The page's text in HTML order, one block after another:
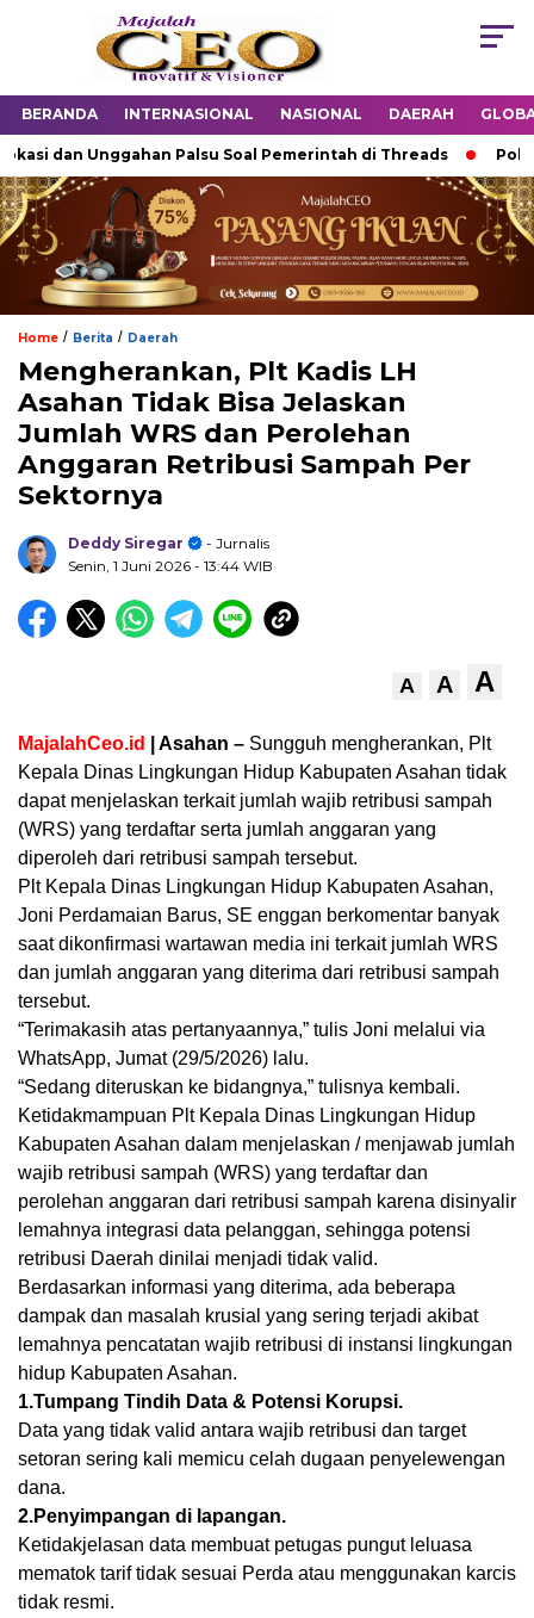
BERANDA INTERNASIONAL NASIONAL DAERAH
dan Unggahan Palsu Soal Pemerintah di Threads Polda
Home / Berita / Daerah
Mengherankan, Plt Kadis LH
Asahan Tidak Bisa Jelaskan
Jumlah WRS dan Perolehan
Anggaran Retribusi Sampah Per
Sektornya
Deddy Siregar
- Jurnalis
Senin, 1 Juni 2026 - 13:44 WIB
A A A
MajalahCeo.id | Asahan – Sungguh mengherankan, Plt
Kepala Dinas Lingkungan Hidup Kabupaten Asahan tidak
dapat menjelaskan terkait jumlah wajib retribusi sampah
(WRS) yang terdaftar serta jumlah anggaran yang
diperoleh dari retribusi sampah tersebut.
Plt Kepala Dinas Lingkungan Hidup Kabupaten Asahan,
Joni Perdamaian Barus, SE enggan berkomentar banyak
saat dikonfirmasi wartawan media ini terkait jumlah WRS
dan jumlah anggaran yang diterima dari retribusi sampah
tersebut.
“Terimakasih atas pertanyaannya,” tulis Joni melalui via
WhatsApp, Jumat (29/5/2026) lalu.
“Sedang diteruskan ke bidangnya,” tulisnya kembali.
Ketidakmampuan Plt Kepala Dinas Lingkungan Hidup
Kabupaten Asahan dalam menjelaskan / menjawab jumlah
wajib retribusi sampah (WRS) yang terdaftar dan
perolehan anggaran dari retribusi sampah karena disinyalir
lemahnya integrasi data pelanggan, sehingga potensi
retribusi Daerah dinilai menjadi tidak valid.
Berdasarkan informasi yang diterima, ada beberapa
dampak dan masalah krusial yang sering terjadi akibat
lemahnya pencatatan wajib retribusi di instansi lingkungan
hidup Kabupaten Asahan.
1.Tumpang Tindih Data & Potensi Korupsi.
Data yang tidak valid antara wajib retribusi dan target
setoran sering kali memicu celah dugaan penyelewengan
dana.
2.Penyimpangan di lapangan.
Ketidakjelasan data membuat petugas pungut leluasa
mematok tarif tidak sesuai Perda atau menggunakan karcis
tidak resmi.